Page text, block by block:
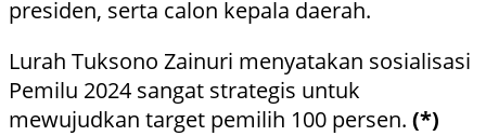
presiden, serta calon kepala daerah.
Lurah Tuksono Zainuri menyatakan sosialisasi
Pemilu 2024 sangat strategis untuk
mewujudkan target pemilih 100 persen. (*)